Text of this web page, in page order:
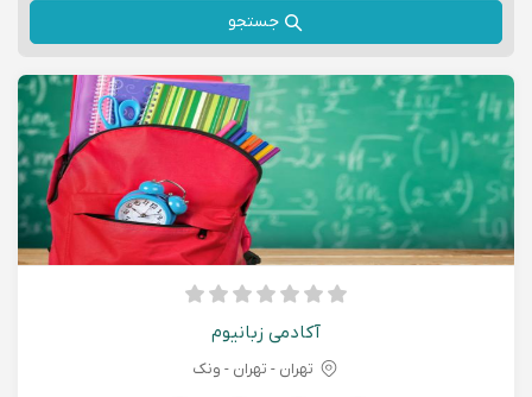
جستجو
آکادمی زبانیوم
تهران - تهران - ونک